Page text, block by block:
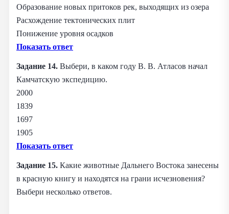
Образование новых притоков рек, выходящих из озера
Расхождение тектонических плит
Понижение уровня осадков
Показать ответ
Задание 14. Выбери, в каком году В. В. Атласов начал
Камчатскую экспедицию.
2000
1839
1697
1905
Показать ответ
Задание 15. Какие животные Дальнего Востока занесены
в красную книгу и находятся на грани исчезновения?
Выбери несколько ответов.